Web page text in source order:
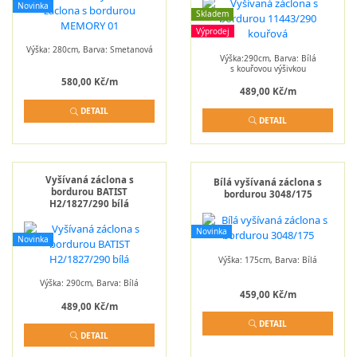
Novinka
Výška: 280cm, Barva: Smetanová
580,00 Kč/m
DETAIL
Skladem
Výprodej
Výška:290cm, Barva: Bílá
s kouřovou výšivkou
489,00 Kč/m
DETAIL
Vyšívaná záclona s
bordurou BATIST
H2/1827/290 bílá
Novinka
Výška: 290cm, Barva: Bílá
489,00 Kč/m
DETAIL
Bílá vyšívaná záclona s
bordurou 3048/175
Novinka
Výška: 175cm, Barva: Bílá
459,00 Kč/m
DETAIL